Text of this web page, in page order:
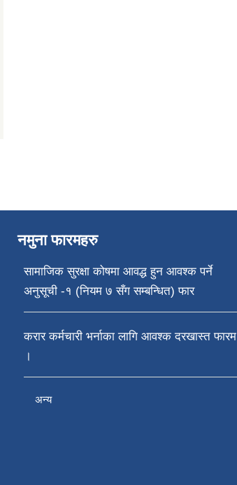
नमुना फारमहरु
सामाजिक सुरक्षा कोषमा आवद्ध हुन आवश्क पर्ने
अनुसूची -१ (नियम ७ सँग सम्बन्धित) फार
करार कर्मचारी भर्नाका लागि आवश्क दरखास्त फारम
।
अन्य